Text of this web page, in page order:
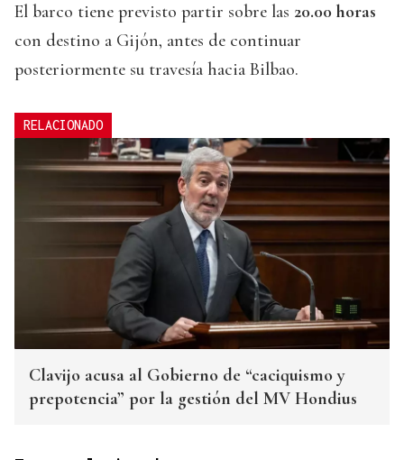
El barco tiene previsto partir sobre las 20.00 horas
con destino a Gijón, antes de continuar
posteriormente su travesía hacia Bilbao.
RELACIONADO
Clavijo acusa al Gobierno de “caciquismo y
prepotencia” por la gestión del MV Hondius